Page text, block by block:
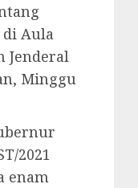
di Aula
Jenderal
Minggu
2021
enam